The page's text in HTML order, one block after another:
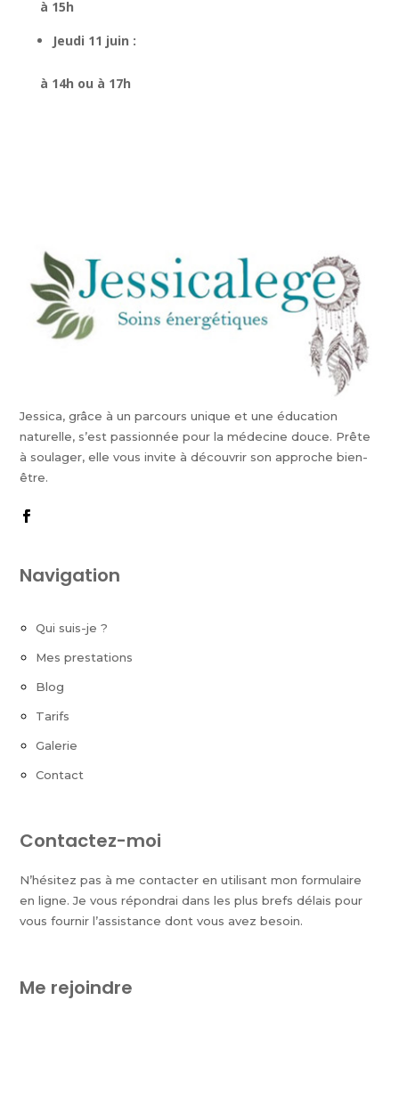
à 15h
Jeudi 11 juin :
à 14h ou à 17h
Jessica, grâce à un parcours unique et une éducation
naturelle, s’est passionnée pour la médecine douce. Prête
à soulager, elle vous invite à découvrir son approche bien-
être.
Navigation
Qui suis-je ?
Mes prestations
Blog
Tarifs
Galerie
Contact
Contactez-moi
N’hésitez pas à me contacter en utilisant mon formulaire
en ligne. Je vous répondrai dans les plus brefs délais pour
vous fournir l’assistance dont vous avez besoin.
Me rejoindre